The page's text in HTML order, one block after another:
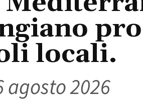
locali.
agosto 2026